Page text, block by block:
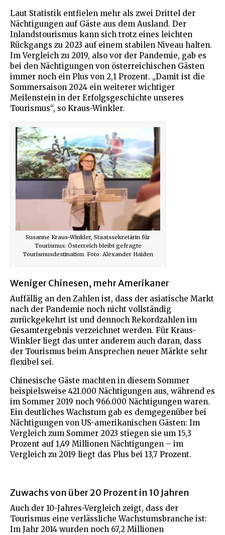
Laut Statistik entfielen mehr als zwei Drittel der
Nächtigungen auf Gäste aus dem Ausland. Der
Inlandstourismus kann sich trotz eines leichten
Rückgangs zu 2023 auf einem stabilen Niveau halten.
Im Vergleich zu 2019, also vor der Pandemie, gab es
bei den Nächtigungen von österreichischen Gästen
immer noch ein Plus von 2,1 Prozent. „Damit ist die
Sommersaison 2024 ein weiterer wichtiger
Meilenstein in der Erfolgsgeschichte unseres
Tourismus“, so Kraus-Winkler.
Susanne Kraus-Winkler, Staatssekretärin für
Tourismus: Österreich bleibt gefragte
Tourismusdestination. Foto: Alexander Haiden
Weniger Chinesen, mehr Amerikaner
Auffällig an den Zahlen ist, dass der asiatische Markt
nach der Pandemie noch nicht vollständig
zurückgekehrt ist und dennoch Rekordzahlen im
Gesamtergebnis verzeichnet werden. Für Kraus-
Winkler liegt das unter anderem auch daran, dass
der Tourismus beim Ansprechen neuer Märkte sehr
flexibel sei.
Chinesische Gäste machten in diesem Sommer
beispielsweise 421.000 Nächtigungen aus, während es
im Sommer 2019 noch 966.000 Nächtigungen waren.
Ein deutliches Wachstum gab es demgegenüber bei
Nächtigungen von US-amerikanischen Gästen: Im
Vergleich zum Sommer 2023 stiegen sie um 15,3
Prozent auf 1,49 Millionen Nächtigungen – im
Vergleich zu 2019 liegt das Plus bei 13,7 Prozent.
Zuwachs von über 20 Prozent in 10 Jahren
Auch der 10-Jahres-Vergleich zeigt, dass der
Tourismus eine verlässliche Wachstumsbranche ist:
Im Jahr 2014 wurden noch 67,2 Millionen